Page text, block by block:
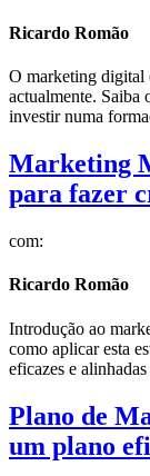
Ricardo Romão
O marketing digital
actualmente. Saiba
investir numa
Marketing
para fazer
com:
Ricardo Romão
Introdução ao
como aplicar esta
eficazes e
Plano de
um plano